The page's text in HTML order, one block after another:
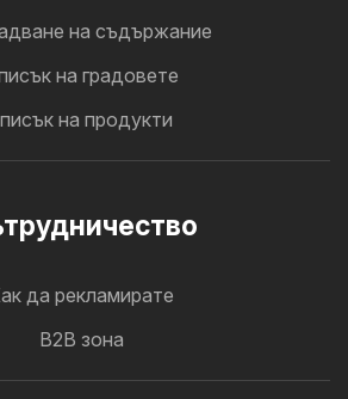
на съдържание
на градовете
на продукти
да рекламирате
B2B зона